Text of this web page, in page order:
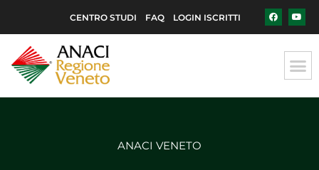
CENTRO STUDI FAQ LOGIN ISCRITTI
ANACI VENETO